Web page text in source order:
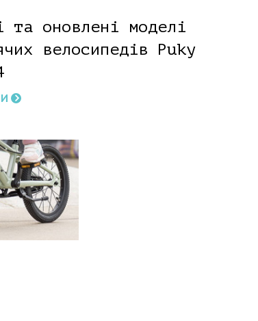
та оновлені моделі
велосипедів Puky